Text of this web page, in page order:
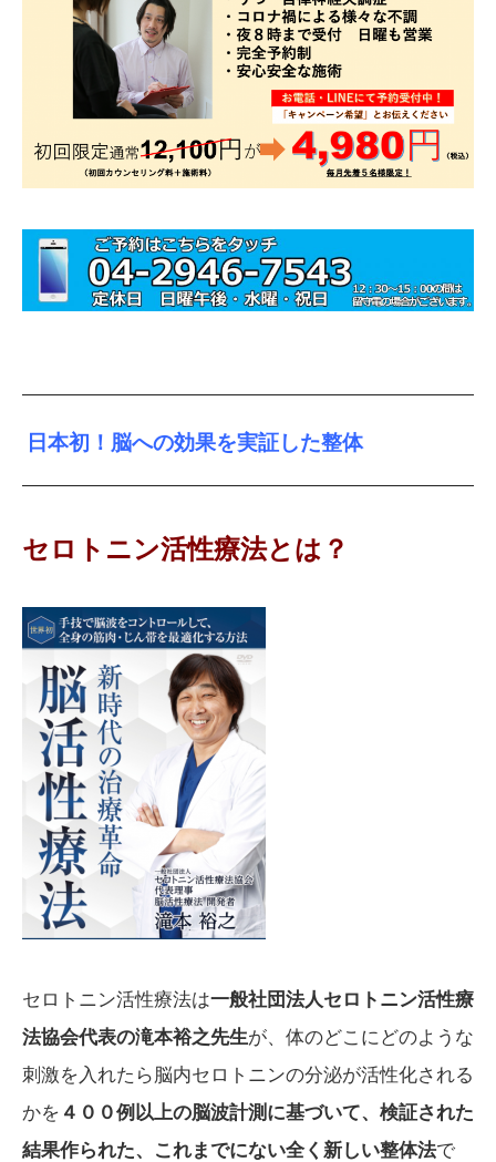
日本初！脳への効果を実証した整体
セロトニン活性療法とは？
セロトニン活性療法は一般社団法人セロトニン活性療
法協会代表の滝本裕之先生が、体のどこにどのような
刺激を入れたら脳内セロトニンの分泌が活性化される
かを ４００例以上の脳波計測に基づいて、検証された
結果作られた、これまでにない全く新しい整体法で